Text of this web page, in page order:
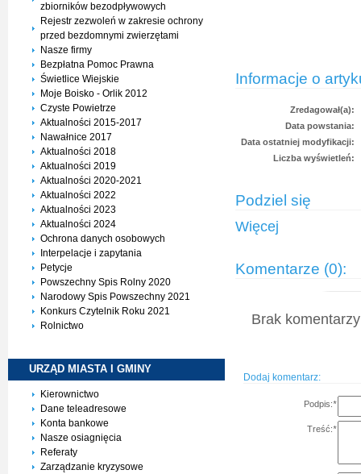
zbiorników bezodpływowych
Rejestr zezwoleń w zakresie ochrony
przed bezdomnymi zwierzętami
Nasze firmy
Bezpłatna Pomoc Prawna
Świetlice Wiejskie
Moje Boisko - Orlik 2012
Czyste Powietrze
Aktualności 2015-2017
Nawałnice 2017
Aktualności 2018
Aktualności 2019
Aktualności 2020-2021
Aktualności 2022
Aktualności 2023
Aktualności 2024
Ochrona danych osobowych
Interpelacje i zapytania
Petycje
Powszechny Spis Rolny 2020
Narodowy Spis Powszechny 2021
Konkurs Czytelnik Roku 2021
Rolnictwo
URZĄD MIASTA I GMINY
Kierownictwo
Dane teleadresowe
Konta bankowe
Nasze osiagnięcia
Referaty
Zarządzanie kryzysowe
Informacje o
Zredagował(a):
Data powstania:
Data ostatniej modyfikacji:
Liczba wyświetleń:
Podziel się
Więcej
Komentarze (0):
Brak
Dodaj komentarz:
Podpis:*
Treść:*